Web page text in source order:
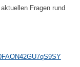
Fragen rund